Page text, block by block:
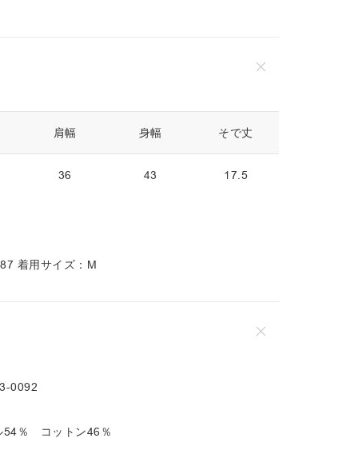
肩幅 身幅 そで丈
36 43 17.5
着用サイズ：M
0092
54％ コットン46％